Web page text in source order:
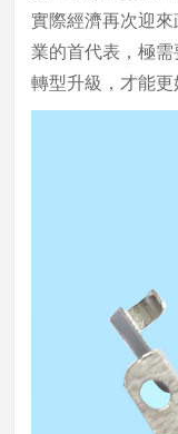
實際經濟再次迎
業的首代表，極
轉型升級，才能更